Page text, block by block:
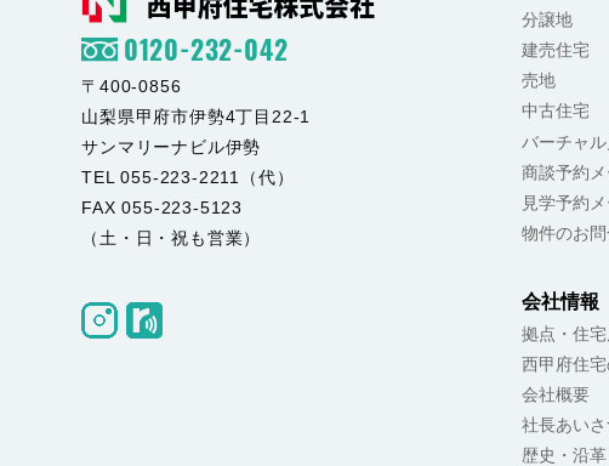
分譲地
建売住宅
売地
中古住宅
バーチャ
商談予約
見学予約
物件のお
会社情報
拠点・住
西甲府住
会社概要
社長あいさ
歴史・沿革
0120-232-042
〒400-0856
山梨県甲府市伊勢4丁目22-1
サンマリーナビル伊勢
TEL 055-223-2211（代）
FAX 055-223-5123
（土・日・祝も営業）